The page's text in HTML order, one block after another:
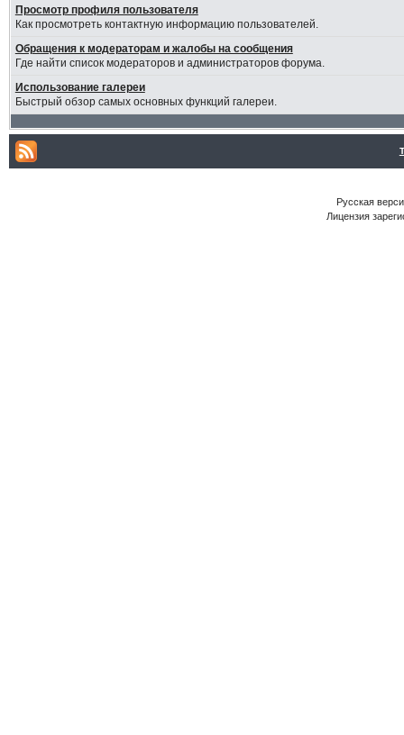
Просмотр профиля пользователя
Как просмотреть контактную информацию пользователей.
Обращения к модераторам и жалобы на сообщения
Где найти список модераторов и администраторов форума.
Использование галереи
Быстрый обзор самых основных функций галереи.
Русская
Лицензия